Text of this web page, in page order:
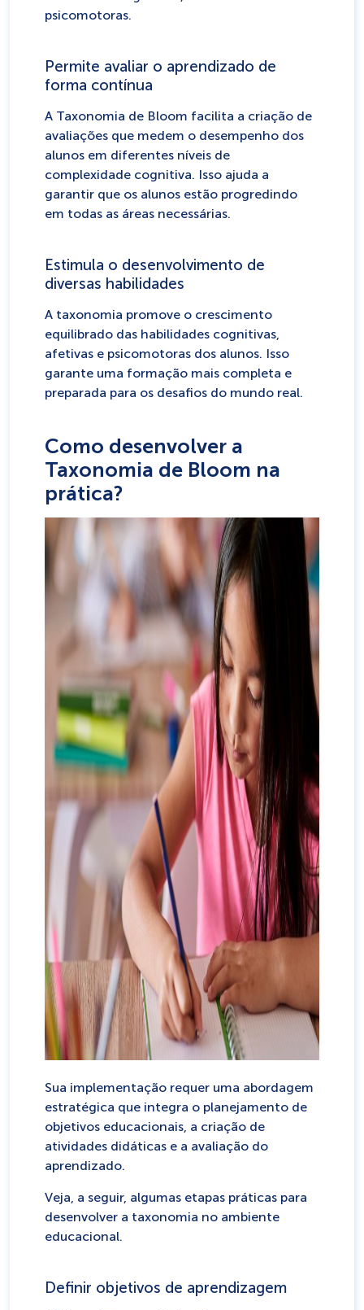
psicomotoras.
Permite avaliar o aprendizado de
forma contínua
A Taxonomia de Bloom facilita a criação de
avaliações que medem o desempenho dos
alunos em diferentes níveis de
complexidade cognitiva. Isso ajuda a
garantir que os alunos estão progredindo
em todas as áreas necessárias.
Estimula o desenvolvimento de
diversas habilidades
A taxonomia promove o crescimento
equilibrado das habilidades cognitivas,
afetivas e psicomotoras dos alunos. Isso
garante uma formação mais completa e
preparada para os desafios do mundo real.
Como desenvolver a
Taxonomia de Bloom na
prática?
Sua implementação requer uma abordagem
estratégica que integra o planejamento de
objetivos educacionais, a criação de
atividades didáticas e a avaliação do
aprendizado.
Veja, a seguir, algumas etapas práticas para
desenvolver a taxonomia no ambiente
educacional.
Definir objetivos de aprendizagem